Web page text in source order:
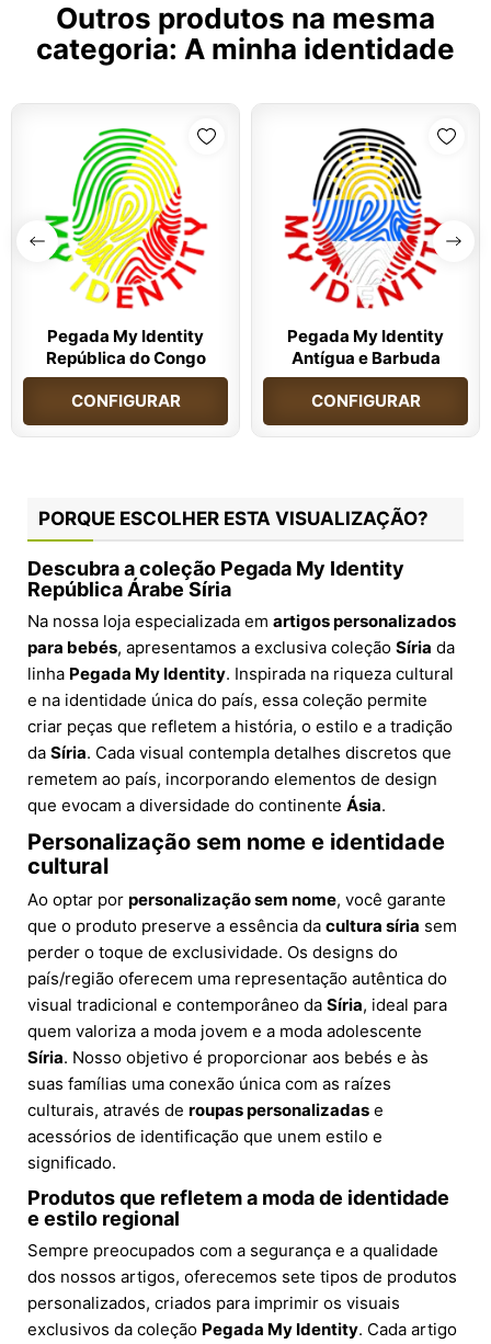
Outros produtos na mesma
categoria: A minha identidade
Pegada My Identity
República do Congo
CONFIGURAR
Pegada My Identity
Antígua e Barbuda
CONFIGURAR
PORQUE ESCOLHER ESTA VISUALIZAÇÃO?
Descubra a coleção Pegada My Identity
República Árabe Síria
Na nossa loja especializada em artigos personalizados
para bebés, apresentamos a exclusiva coleção Síria da
linha Pegada My Identity. Inspirada na riqueza cultural
e na identidade única do país, essa coleção permite
criar peças que refletem a história, o estilo e a tradição
da Síria. Cada visual contempla detalhes discretos que
remetem ao país, incorporando elementos de design
que evocam a diversidade do continente Ásia.
Personalização sem nome e identidade
cultural
Ao optar por personalização sem nome, você garante
que o produto preserve a essência da cultura síria sem
perder o toque de exclusividade. Os designs do
país/região oferecem uma representação autêntica do
visual tradicional e contemporâneo da Síria, ideal para
quem valoriza a moda jovem e a moda adolescente
Síria. Nosso objetivo é proporcionar aos bebés e às
suas famílias uma conexão única com as raízes
culturais, através de roupas personalizadas e
acessórios de identificação que unem estilo e
significado.
Produtos que refletem a moda de identidade
e estilo regional
Sempre preocupados com a segurança e a qualidade
dos nossos artigos, oferecemos sete tipos de produtos
personalizados, criados para imprimir os visuais
exclusivos da coleção Pegada My Identity. Cada artigo